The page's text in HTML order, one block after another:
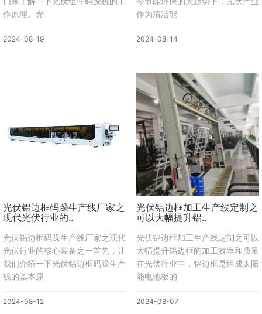
作原理。光
2024-08-19
作为清洁能
2024-08-14
光伏铝边框码跺生产线厂家之
现代光伏行业的..
光伏铝边框码跺生产线厂家之现代
光伏行业的核心装备之一首先，让
我们介绍一下光伏铝边框码跺生产
线的基本原
2024-08-12
光伏铝边框加工生产线定制之
可以大幅提升铝..
光伏铝边框加工生产线定制之可以
大幅提升铝边框的加工效率和质量
在光伏行业中，铝边框是组成太阳
能电池板的
2024-08-07